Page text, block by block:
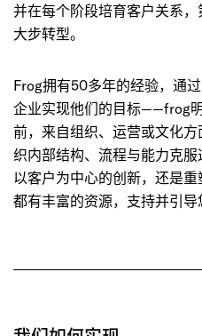
并在每个阶段培育客户关系
大步转型。
Frog拥有50多年的经验，通
企业实现他们的目标——frog
前，来自组织、运营或文化
织内部结构、流程与能力克服
以客户为中心的创新，还是
都有丰富的资源，支持并引导